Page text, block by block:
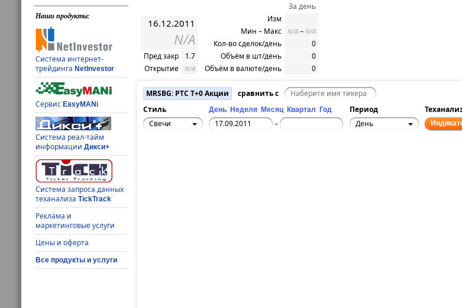
Наши продукты:
Система интернет-
трейдингаNetInvestor
СервисEasyMANi
Система реал-тайм
информацииДикси+
Система запроса данных
теханализаTickTrack
Реклама и
маркетинговые услуги
Цены и оферта
Все продукты и услуги
16.12.2011
N/A
Пред закр
1.7
Открытие
N/A
За день
Изм
Мин – Макс
N/A – N/A
Кол-во сделок/день
0
Объём в шт/день
0
Объём в валюте/день
0
MRSBG: РТС T+0 Акции
сравнить с
Стиль
День Неделя Месяц Квартал Год Период
Свечи
– День